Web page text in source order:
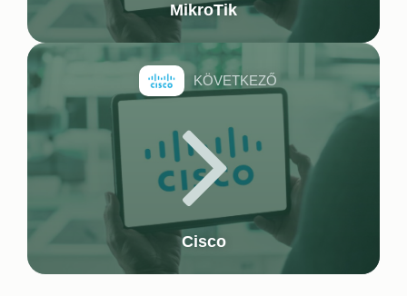
MikroTik
KÖVETKEZŐ
Cisco